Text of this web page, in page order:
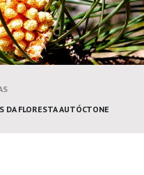
DA FLORESTA AUTÓCTONE